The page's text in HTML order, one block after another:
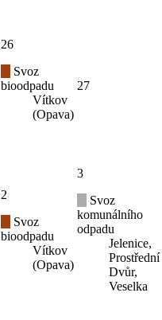
26
Svoz
bioodpadu
Vítkov
(Opava)
27
2
Svoz
bioodpadu
Vítkov
(Opava)
3
Svoz
komunálního
odpadu
Jelenice,
Prostřední
Dvůr,
Veselka